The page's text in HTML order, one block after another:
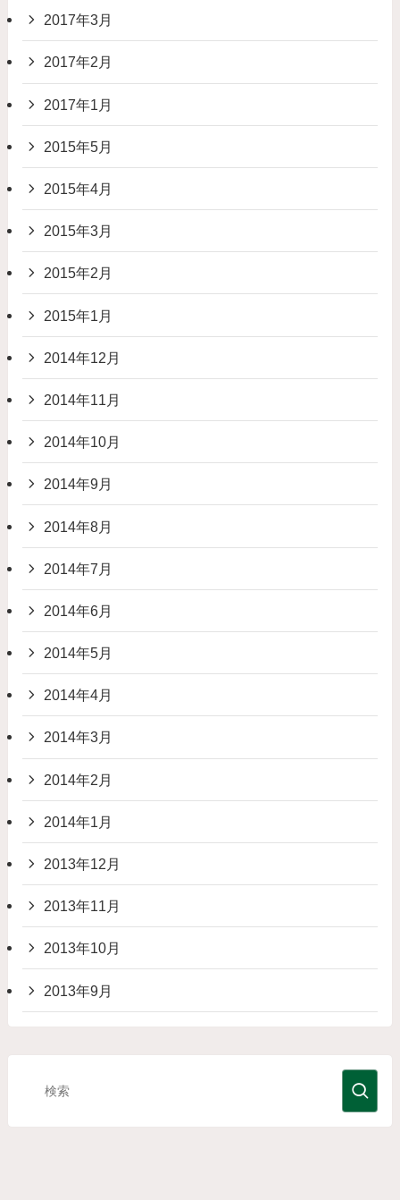
2017年3月
2017年2月
2017年1月
2015年5月
2015年4月
2015年3月
2015年2月
2015年1月
2014年12月
2014年11月
2014年10月
2014年9月
2014年8月
2014年7月
2014年6月
2014年5月
2014年4月
2014年3月
2014年2月
2014年1月
2013年12月
2013年11月
2013年10月
2013年9月